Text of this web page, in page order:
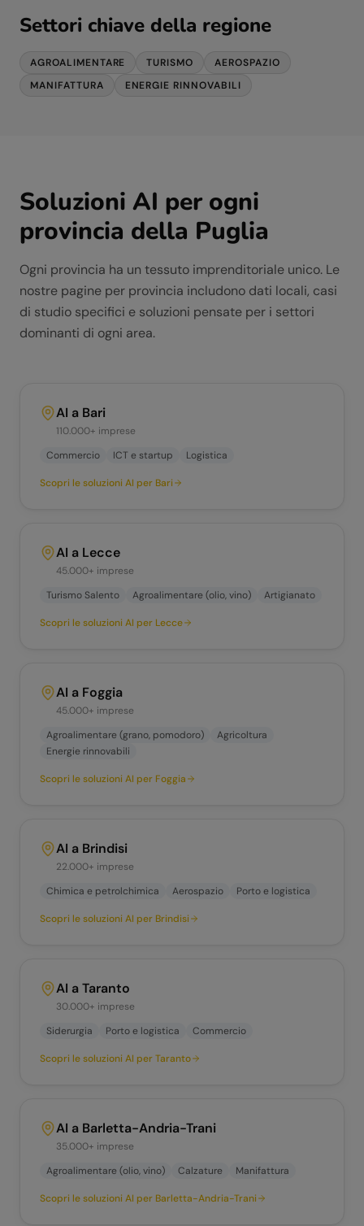
Settori chiave della regione
AGROALIMENTARE TURISMO
AEROSPAZIO
MANIFATTURA
ENERGIE RINNOVABILI
Soluzioni AI per ogni
provincia della Puglia
Ogni provincia ha un tessuto imprenditoriale unico. Le
nostre pagine per provincia includono dati locali, casi
di studio specifici e soluzioni pensate per i settori
dominanti di ogni area.
AI a Bari
110.000+ imprese
Commercio
ICT e startup Logistica
Scopri le soluzioni AI per Bari
AI a Lecce
45.000+ imprese
Turismo Salento
Agroalimentare (olio, vino) Artigianato
Scopri le soluzioni AI per Lecce
AI a Foggia
45.000+ imprese
Agroalimentare (grano, pomodoro)
Agricoltura
Energie rinnovabili
Scopri le soluzioni AI per Foggia
AI a Brindisi
22.000+ imprese
Chimica e petrolchimica
Aerospazio Porto e logistica
Scopri le soluzioni AI per Brindisi
AI aTaranto
30.000+ imprese
Siderurgia
Porto e logistica Commercio
Scopri le soluzioni AI perTaranto
AI a Barletta-Andria-Trani
35.000+ imprese
Agroalimentare (olio, vino)
Calzature Manifattura
Scopri le soluzioni AI per Barletta-Andria-Trani